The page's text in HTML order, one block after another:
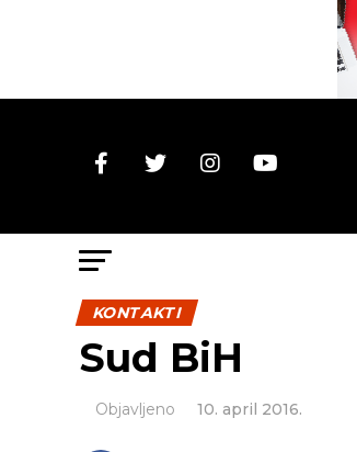
KONTAKTI
Sud BiH
Objavljeno 10. april 2016.